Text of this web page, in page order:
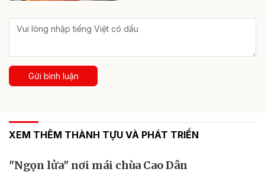
Gửi bình luận
XEM THÊM THÀNH TỰU VÀ PHÁT TRIỂN
"Ngọn lửa" nơi mái chùa Cao Dân